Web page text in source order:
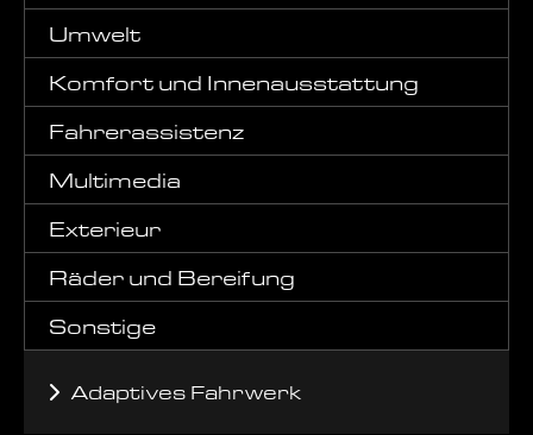
Umwelt
Komfort und Innenausstattung
Fahrerassistenz
Multimedia
Exterieur
Räder und Bereifung
Sonstige
Adaptives Fahrwerk